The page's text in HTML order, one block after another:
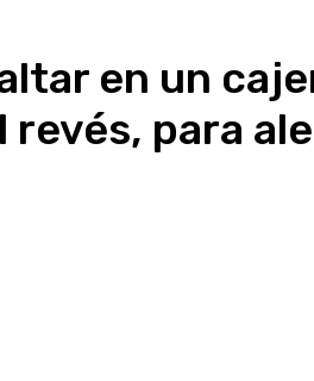
en un
revés, para